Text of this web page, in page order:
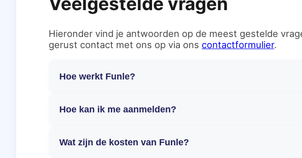
Hieronder vind je antwoorden op de meest gestelde
gerust contact met ons op via ons contactformulier.
Hoe werkt Funle?
Hoe kan ik me aanmelden?
Wat zijn de kosten van Funle?